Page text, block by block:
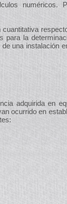
numéricos.
para la
una instalación
adquirida en
ocurrido en